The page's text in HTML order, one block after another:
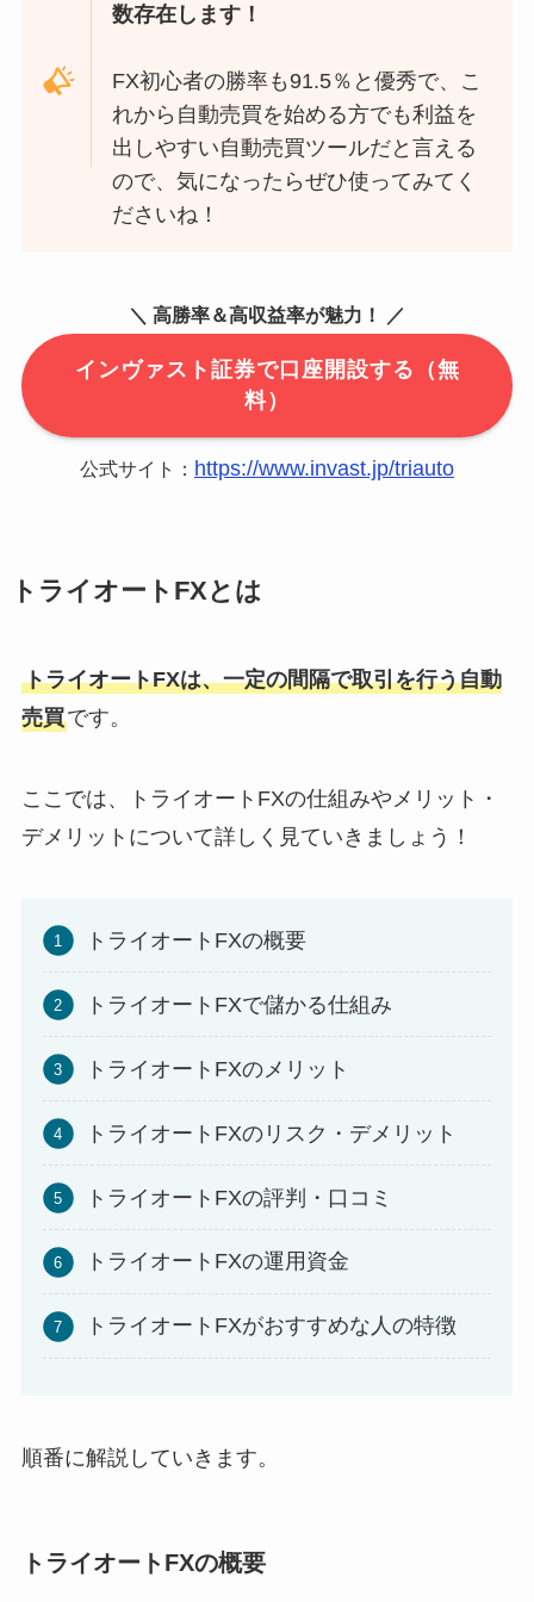
数存在します！
FX初心者の勝率も91.5％と優秀で、こ
れから自動売買を始める方でも利益を
出しやすい自動売買ツールだと言える
ので、気になったらぜひ使ってみてく
ださいね！
＼ 高勝率＆高収益率が魅力！ ／
インヴァスト証券で口座開設する（無
料）
公式サイト： https://www.invast.jp/triauto
トライオートFXとは
トライオートFXは、一定の間隔で取引を行う自動
売買です。
ここでは、トライオートFXの仕組みやメリット・
デメリットについて詳しく見ていきましょう！
トライオートFXの概要
トライオートFXで儲かる仕組み
トライオートFXのメリット
トライオートFXのリスク・デメリット
トライオートFXの評判・口コミ
トライオートFXの運用資金
トライオートFXがおすすめな人の特徴
順番に解説していきます。
トライオートFXの概要